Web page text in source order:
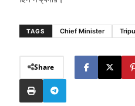
TAGS Chief Minister
Share